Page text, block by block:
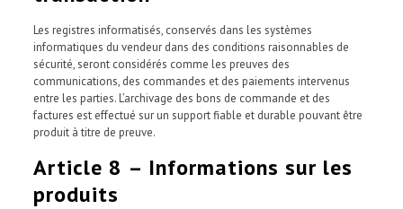
Les registres informatisés, conservés dans les systèmes
informatiques du vendeur dans des conditions raisonnables de
sécurité, seront considérés comme les preuves des
communications, des commandes et des paiements intervenus
entre les parties. L’archivage des bons de commande et des
factures est effectué sur un support fiable et durable pouvant être
produit à titre de preuve.
Article 8 – Informations sur les
produits